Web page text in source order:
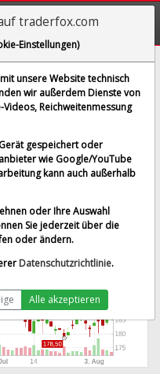
US87256C1018]
0,38 %
um 19:59 Uhr
traderfox.com
Einstellungen)
unsere Website technisch
wir außerdem Dienste von
Reichweitenmessung
gespeichert oder
wie Google/YouTube
kann auch außerhalb
oder Ihre Auswahl
Sie jederzeit über die
oder ändern.
Datenschutzrichtlinie.
Alle akzeptieren